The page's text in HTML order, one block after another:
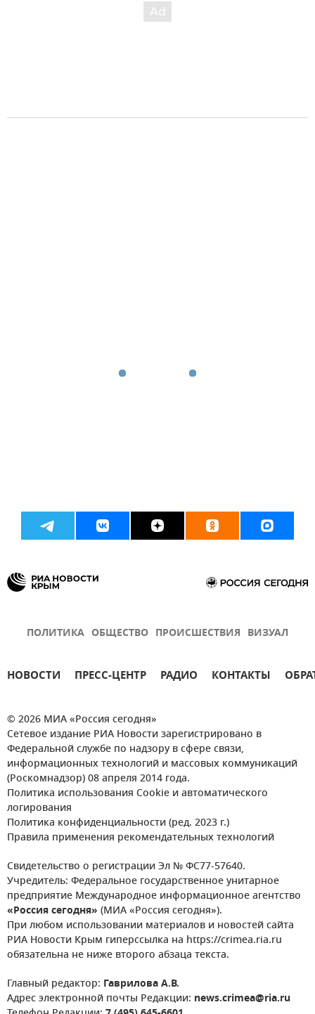
ПОЛИТИКА ОБЩЕСТВО ПРОИСШЕСТВИЯ ВИЗУАЛ
НОВОСТИ ПРЕСС-ЦЕНТР РАДИО КОНТАКТЫ
© 2026 МИА «Россия сегодня»
Сетевое издание РИА Новости зарегистрировано в
Федеральной службе по надзору в сфере связи,
информационных технологий и массовых коммуникаций
(Роскомнадзор) 08 апреля 2014 года.
Политика использования Cookie и автоматического
логирования
Политика конфиденциальности (ред. 2023 г.)
Правила применения рекомендательных технологий
Свидетельство о регистрации Эл № ФС77-57640.
Учредитель: Федеральное государственное унитарное
предприятие Международное информационное агентство
«Россия сегодня» (МИА «Россия сегодня»).
При любом использовании материалов и новостей сайта
РИА Новости Крым гиперссылка на https://crimea.ria.ru
обязательна не ниже второго абзаца текста.
Главный редактор: Гаврилова А.В.
Адрес электронной почты Редакции: news.crimea@ria.ru